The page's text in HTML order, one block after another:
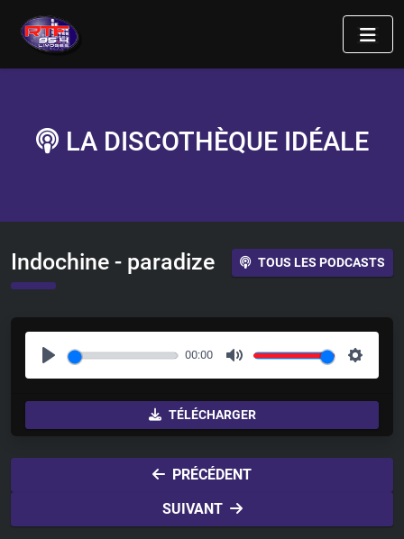
LA DISCOTHÈQUE IDÉALE
Indochine - paradize TOUS LES PODCASTS
P
l
00:00
M
u
t
S
e
TÉLÉCHARGER
PRÉCÉDENT
SUIVANT